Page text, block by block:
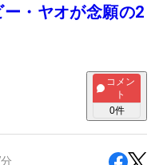
・ヤオが念願の2
コメン
ト
0件